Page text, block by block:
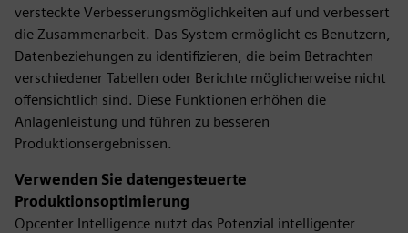
versteckte Verbesserungsmöglichkeiten auf und verbessert
die Zusammenarbeit. Das System ermöglicht es Benutzern,
Datenbeziehungen zu identifizieren, die beim Betrachten
verschiedener Tabellen oder Berichte möglicherweise nicht
offensichtlich sind. Diese Funktionen erhöhen die
Anlagenleistung und führen zu besseren
Produktionsergebnissen.
Verwenden Sie datengesteuerte
Produktionsoptimierung
Opcenter Intelligence nutzt das Potenzial intelligenter